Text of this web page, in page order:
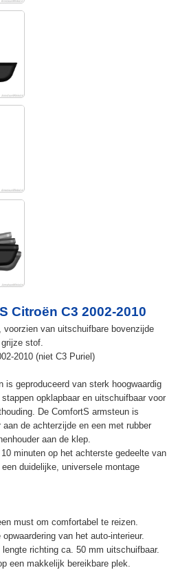
Citroën C3 2002-2010
voorzien van uitschuifbare bovenzijde
stof.
2010 (niet C3 Puriel)
is geproduceerd van sterk hoogwaardig
opklapbaar en uitschuifbaar voor
De ComfortS armsteun is
de achterzijde en een met rubber
aan de klep.
minuten op het achterste gedeelte van
duidelijke, universele montage
must om comfortabel te reizen.
van het auto-interieur.
richting ca. 50 mm uitschuifbaar.
een makkelijk bereikbare plek.